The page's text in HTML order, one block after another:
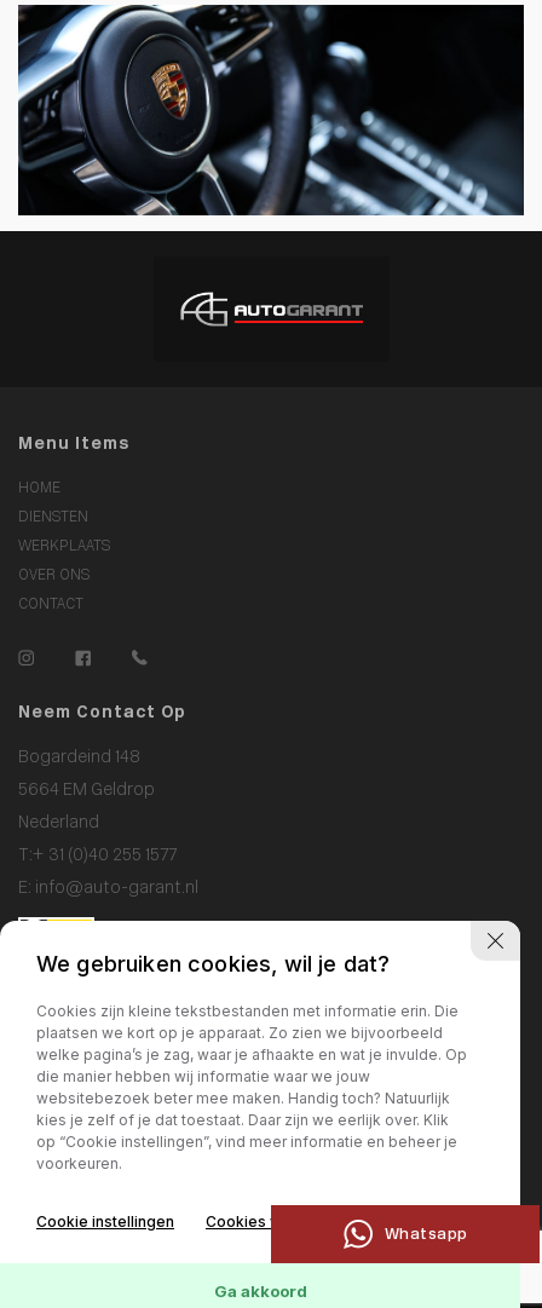
Whatsapp
Menu Items
HOME
DIENSTEN
WERKPLAATS
OVER ONS
CONTACT
Neem Contact Op
Bogardeind 148
5664 EM Geldrop
Nederland
T:+ 31 (0)40 255 1577
E: info@auto-garant.nl
Showroom
Ma / Vr: 09:00 - 18:00
Za: 10:00 - 17:00
Zo: gesloten
Ma / Vr: 09:00 - 17:00
We gebruiken cookies, wil je dat?
Cookies zijn kleine tekstbestanden met informatie erin. Die
plaatsen we kort op je apparaat. Zo zien we bijvoorbeeld
welke pagina’s je zag, waar je afhaakte en wat je invulde. Op
die manier hebben wij informatie waar we jouw
websitebezoek beter mee maken. Handig toch? Natuurlijk
kies je zelf of je dat toestaat. Daar zijn we eerlijk over. Klik
op “Cookie instellingen”, vind meer informatie en beheer je
voorkeuren.
Cookie instellingen Cookies weigeren
Ga akkoord